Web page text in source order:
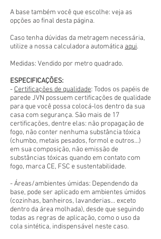
A base também você que escolhe: veja as
opções ao final desta página.
Caso tenha dúvidas da metragem necessária,
utilize a nossa calculadora automática aqui.
Medidas: Vendido por metro quadrado.
ESPECIFICAÇÕES:
- Certificações de qualidade: Todos os papéis de
parede JVN possuem certificações de qualidade
para que você possa colocá-los dentro da sua
casa com segurança. São mais de 17
certificações, dentre elas: não propagação de
fogo, não conter nenhuma substância tóxica
(chumbo, metais pesados, formol e outros...)
em sua composição, não emissão de
substâncias tóxicas quando em contato com
fogo, marca CE, FSC e sustentabilidade.
- Áreas/ambientes úmidas: Dependendo da
base, pode ser aplicado em ambientes úmidos
(cozinhas, banheiros, lavanderias... exceto
dentro da área molhada), desde que seguindo
todas as regras de aplicação, como o uso da
cola sintética, indispensável neste caso.